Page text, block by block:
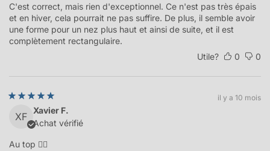
C'est correct, mais rien d'exceptionnel. Ce n'est pas très épais
et en hiver, cela pourrait ne pas suffire. De plus, il semble avoir
une forme pour un nez plus haut et ainsi de suite, et il est
complètement rectangulaire.
Utile?
0 0
il y a 10 mois
XF
Xavier F.
Achat vérifié
Au top 👌🏻